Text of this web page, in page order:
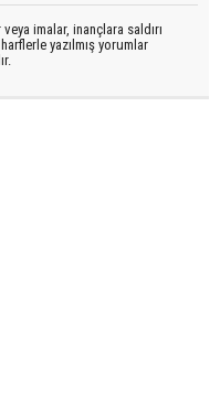
imalar, inançlara saldırı
yazılmış yorumlar